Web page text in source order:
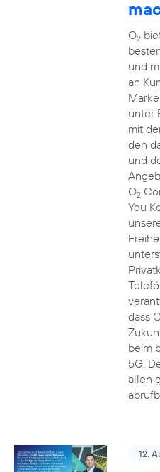
O2
und
an
unter
mit
den
und
O2
You
dass
beim
5G.
allen
12.